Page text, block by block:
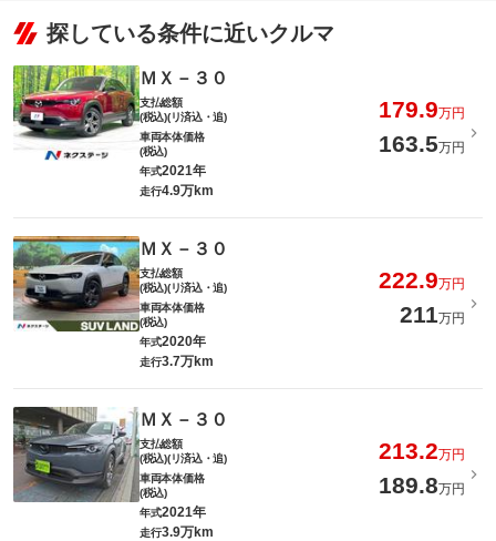
探している条件に近いクルマ
ＭＸ－３０
支払総額
(税込)(リ済込・追)
179.9万円
車両本体価格
(税込)
163.5万円
年式2021年
走行4.9万km
ＭＸ－３０
支払総額
(税込)(リ済込・追)
222.9万円
車両本体価格
(税込)
211万円
年式2020年
走行3.7万km
ＭＸ－３０
支払総額
(税込)(リ済込・追)
213.2万円
車両本体価格
(税込)
189.8万円
年式2021年
走行3.9万km